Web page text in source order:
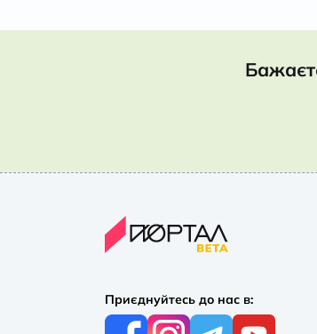
Приєднуйтесь до нас в: